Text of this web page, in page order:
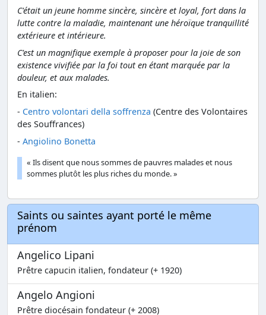
C'était un jeune homme sincère, sincère et loyal, fort dans la
lutte contre la maladie, maintenant une héroïque tranquillité
extérieure et intérieure.
C'est un magnifique exemple à proposer pour la joie de son
existence vivifiée par la foi tout en étant marquée par la
douleur, et aux malades.
En italien:
- Centro volontari della soffrenza (Centre des Volontaires
des Souffrances)
- Angiolino Bonetta
« Ils disent que nous sommes de pauvres malades et nous
sommes plutôt les plus riches du monde. »
Saints ou saintes ayant porté le même
prénom
Angelico Lipani
Prêtre capucin italien, fondateur (+ 1920)
Angelo Angioni
Prêtre diocésain fondateur (+ 2008)